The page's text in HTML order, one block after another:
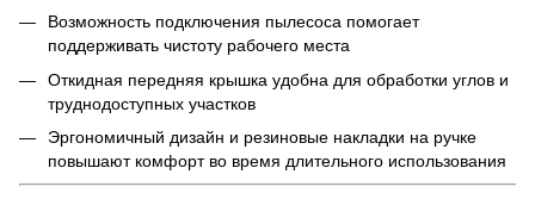
Возможность подключения пылесоса помогает
поддерживать чистоту рабочего места
Откидная передняя крышка удобна для обработки углов и
труднодоступных участков
Эргономичный дизайн и резиновые накладки на ручке
повышают комфорт во время длительного использования